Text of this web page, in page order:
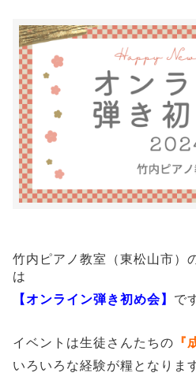
竹内ピアノ教室（東松山市）
は
【オンライン弾き初め会】 で
イベントは生徒さんたちの 『
いろいろな経験が糧となりま